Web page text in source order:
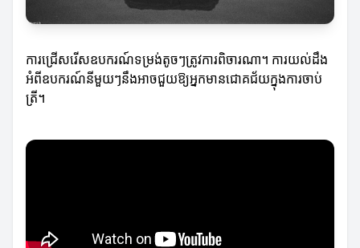
ការជ្រើសរើសឧបករណ៍ទម្រង់តូចៗត្រូវការពិចារណា។ ការយល់ដឹង
អំពីឧបករណ៍នីមួយៗនឹងអាចជួយឱ្យអ្នកមានជោគជ័យក្នុងការចាប់
ត្រី។